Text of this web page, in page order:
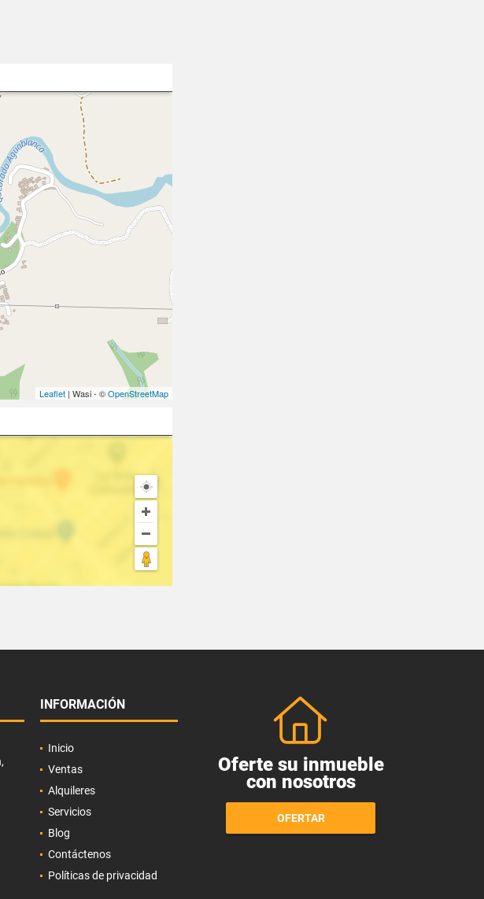
Leaflet| Wasi - ©OpenStreetMap
INFORMACIÓN
Inicio
Ventas
Alquileres
Servicios
Blog
Contáctenos
Políticas de privacidad
Oferte su inmueble
con nosotros
OFERTAR